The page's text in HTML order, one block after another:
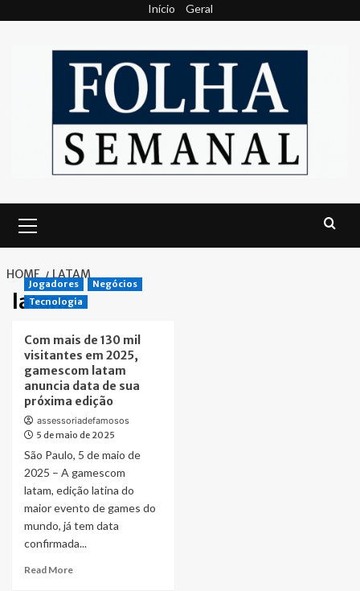
Início Geral
Menu
HOME LATAM
latam
Jogadores
Negócios
Tecnologia
Com mais de 130 mil
visitantes em 2025,
gamescom latam
anuncia data de sua
próxima edição
assessoriadefamosos
5 de maio de 2025
São Paulo, 5 de maio de
2025 – A gamescom
latam, edição latina do
maior evento de games do
mundo, já tem data
confirmada...
Read MoreRead